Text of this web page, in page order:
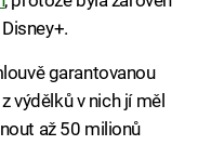
garantovanou
výdělků v nich jí měl
až 50 milionů